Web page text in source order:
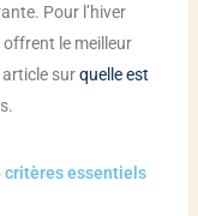
Pour l’hiver
offrent le meilleur
surquelle est
critères essentiels